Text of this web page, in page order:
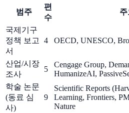
범주
편
수
주
국제기구
정책 보고
서
4 OECD, UNESCO,
산업/시장
조사
5
Cengage Group,
HumanizeAI,
학술 논문
(동료 심
사)
9
Scientific Reports
Learning, Frontiers,
Nature